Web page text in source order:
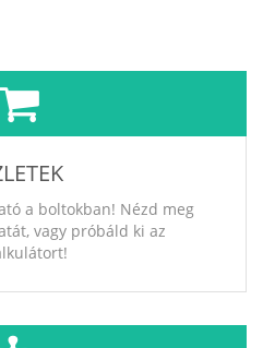
a boltokban! Nézd meg
vagy próbáld ki az